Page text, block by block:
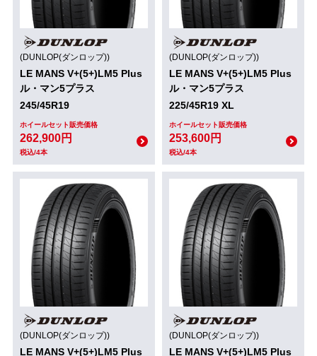
(DUNLOP(ダンロップ))
LE MANS V+(5+)LM5 Plus
ル・マン5プラス
245/45R19
ホイールセット販売価格
262,900円
税込/4本
(DUNLOP(ダンロップ))
LE MANS V+(5+)LM5 Plus
ル・マン5プラス
225/45R19 XL
ホイールセット販売価格
253,600円
税込/4本
(DUNLOP(ダンロップ))
LE MANS V+(5+)LM5 Plus
(DUNLOP(ダンロップ))
LE MANS V+(5+)LM5 Plus